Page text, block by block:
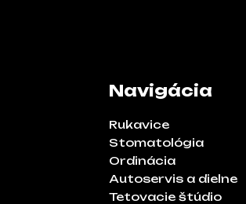
Navigácia
Rukavice
Stomatológia
Ordinácia
Autoservis a dielne
Tetovacie štúdio